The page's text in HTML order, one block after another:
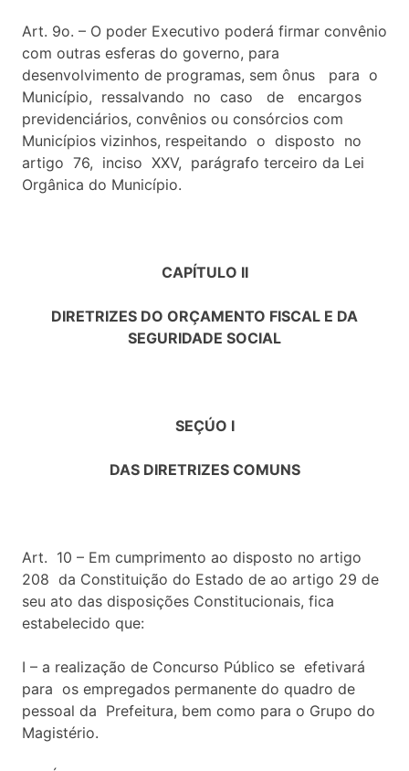
Art. 9o. – O poder Executivo poderá firmar convênio
com outras esferas do governo, para
desenvolvimento de programas, sem ônus para o
Município, ressalvando no caso de encargos
previdenciários, convênios ou consórcios com
Municípios vizinhos, respeitando o disposto no
artigo 76, inciso XXV, parágrafo terceiro da Lei
Orgânica do Município.
CAPÍTULO II
DIRETRIZES DO ORÇAMENTO FISCAL E DA
SEGURIDADE SOCIAL
SEÇÚO I
DAS DIRETRIZES COMUNS
Art. 10 – Em cumprimento ao disposto no artigo
208 da Constituição do Estado de ao artigo 29 de
seu ato das disposições Constitucionais, fica
estabelecido que:
I – a realização de Concurso Público se efetivará
para os empregados permanente do quadro de
pessoal da Prefeitura, bem como para o Grupo do
Magistério.